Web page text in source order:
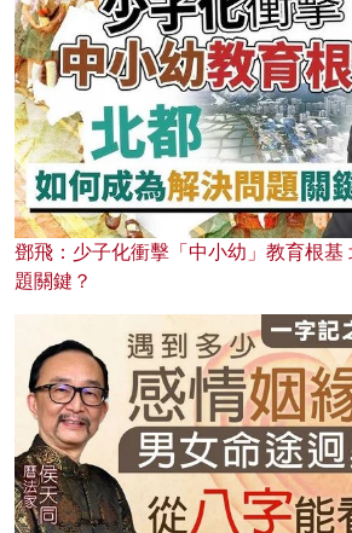
鄧飛：少子化衝擊「中小幼」教育根基
題關鍵？